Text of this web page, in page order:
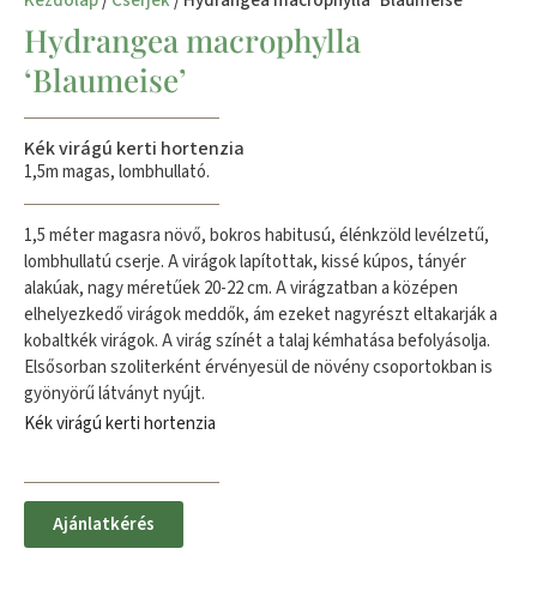
Hydrangea macrophylla
‘Blaumeise’
Kék virágú kerti hortenzia
1,5m magas, lombhullató.
1,5 méter magasra növő, bokros habitusú, élénkzöld levélzetű,
lombhullatú cserje. A virágok lapítottak, kissé kúpos, tányér
alakúak, nagy méretűek 20-22 cm. A virágzatban a középen
elhelyezkedő virágok meddők, ám ezeket nagyrészt eltakarják a
kobaltkék virágok. A virág színét a talaj kémhatása befolyásolja.
Elsősorban szoliterként érvényesül de növény csoportokban is
gyönyörű látványt nyújt.
Kék virágú kerti hortenzia
Ajánlatkérés